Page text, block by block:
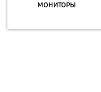
МОНИТОРЫ